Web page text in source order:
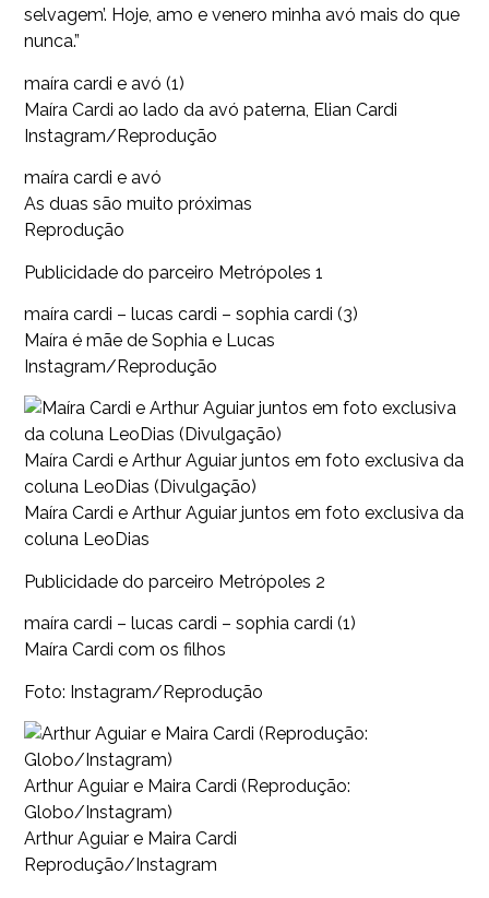
selvagem’. Hoje, amo e venero minha avó mais do que
nunca.”
maíra cardi e avó (1)
Maíra Cardi ao lado da avó paterna, Elian Cardi
Instagram/Reprodução
maíra cardi e avó
As duas são muito próximas
Reprodução
Publicidade do parceiro Metrópoles 1
maíra cardi – lucas cardi – sophia cardi (3)
Maíra é mãe de Sophia e Lucas
Instagram/Reprodução
Maíra Cardi e Arthur Aguiar juntos em foto exclusiva da
coluna LeoDias (Divulgação)
Maíra Cardi e Arthur Aguiar juntos em foto exclusiva da
coluna LeoDias
Publicidade do parceiro Metrópoles 2
maíra cardi – lucas cardi – sophia cardi (1)
Maíra Cardi com os filhos
Foto: Instagram/Reprodução
Arthur Aguiar e Maira Cardi (Reprodução:
Globo/Instagram)
Arthur Aguiar e Maira Cardi
Reprodução/Instagram